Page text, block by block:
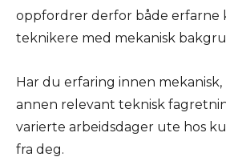
oppfordrer derfor både erfarne
teknikere med mekanisk
Har du erfaring innen
annen relevant teknisk
varierte arbeidsdager ute hos
fra deg.